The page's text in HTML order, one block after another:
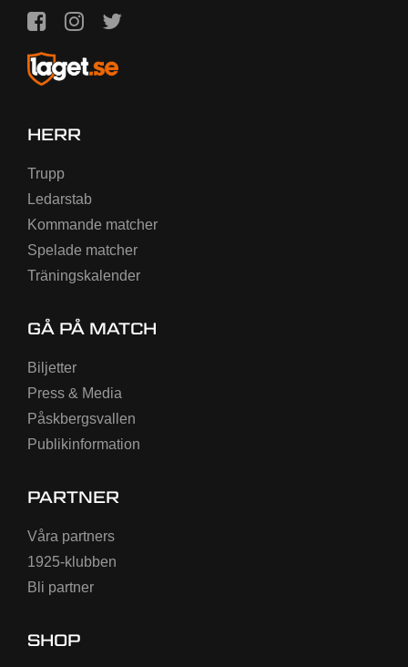
HERR
Trupp
Ledarstab
Kommande matcher
Spelade matcher
Träningskalender
GÅ PÅ MATCH
Biljetter
Press & Media
Påskbergsvallen
Publikinformation
PARTNER
Våra partners
1925-klubben
Bli partner
SHOP